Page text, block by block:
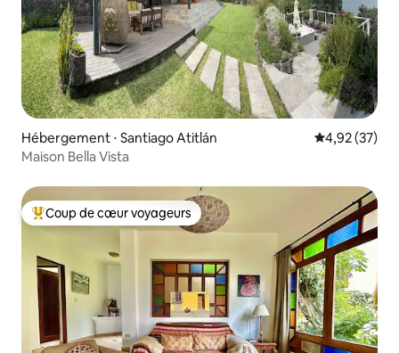
Hébergement ⋅ Santiago Atitlán Évaluation
4,92 (37)
Maison Bella Vista
Coups de cœur voyageurs les plus appréciés
Coup de cœur voyageurs